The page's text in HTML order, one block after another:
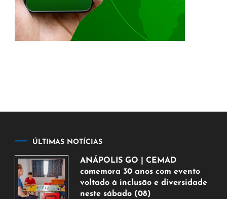
ÚLTIMAS NOTÍCIAS
ANÁPOLIS GO | CEMAD
comemora 30 anos com evento
voltado à inclusão e diversidade
neste sábado (08)